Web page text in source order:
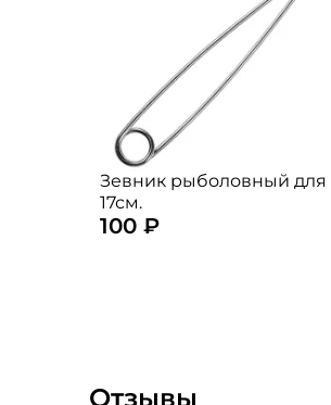
Зевник рыболовный для
17см.
100 ₽
Отзывы